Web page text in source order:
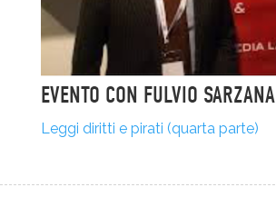
EVENTO CON FULVIO SARZANA
Leggi diritti e pirati (quarta parte)